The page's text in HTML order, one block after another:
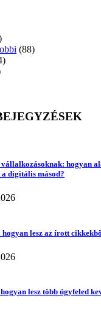
(88)
hogyan
digitális másod?
lesz az írott
lesz több ügyfeled